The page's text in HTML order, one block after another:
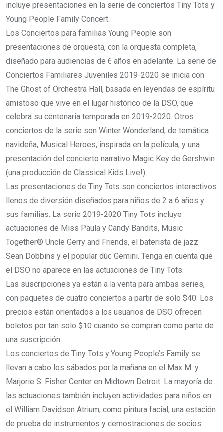
incluye presentaciones en la serie de conciertos Tiny Tots y
Young People Family Concert.
Los Conciertos para familias Young People son
presentaciones de orquesta, con la orquesta completa,
diseñado para audiencias de 6 años en adelante. La serie de
Conciertos Familiares Juveniles 2019-2020 se inicia con
The Ghost of Orchestra Hall, basada en leyendas de espíritu
amistoso que vive en el lugar histórico de la DSO, que
celebra su centenaria temporada en 2019-2020. Otros
conciertos de la serie son Winter Wonderland, de temática
navideña, Musical Heroes, inspirada en la película, y una
presentación del concierto narrativo Magic Key de Gershwin
(una producción de Classical Kids Live!).
Las presentaciones de Tiny Tots son conciertos interactivos
llenos de diversión diseñados para niños de 2 a 6 años y
sus familias. La serie 2019-2020 Tiny Tots incluye
actuaciones de Miss Paula y Candy Bandits, Music
Together® Uncle Gerry and Friends, el baterista de jazz
Sean Dobbins y el popular dúo Gemini. Tenga en cuenta que
el DSO no aparece en las actuaciones de Tiny Tots.
Las suscripciones ya están a la venta para ambas series,
con paquetes de cuatro conciertos a partir de solo $40. Los
precios están orientados a los usuarios de DSO ofrecen
boletos por tan solo $10 cuando se compran como parte de
una suscripción.
Los conciertos de Tiny Tots y Young People’s Family se
llevan a cabo los sábados por la mañana en el Max M. y
Marjorie S. Fisher Center en Midtown Detroit. La mayoría de
las actuaciones también incluyen actividades para niños en
el William Davidson Atrium, como pintura facial, una estación
de prueba de instrumentos y demostraciones de socios